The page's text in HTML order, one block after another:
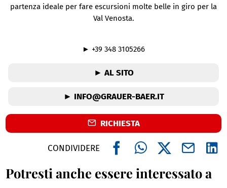
partenza ideale per fare escursioni molte belle in giro per la
Val Venosta.
► +39 348 3105266
► AL SITO
► INFO@GRAUER-BAER.IT
RICHIESTA
CONDIVIDERE
Potresti anche essere interessato a